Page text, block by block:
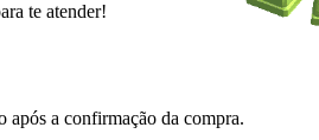
te atender!
após a confirmação da compra.